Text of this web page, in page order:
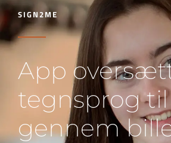
SIGN2ME
App
tegnsprog
gennem